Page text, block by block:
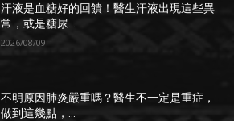
汗液是血糖好的回饋！醫生汗液出現這些異
常，或是糖尿...
2026/08/09
不明原因肺炎嚴重嗎？醫生不一定是重症，
做到這幾點，...